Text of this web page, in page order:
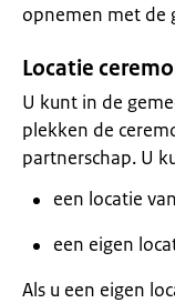
opnemen met de
Locatie
U kunt in de
plekken de
partnerschap. U
een locatie
een eigen
Als u een eigen